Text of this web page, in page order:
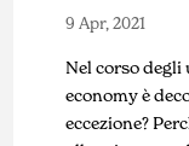
9 Apr, 2021
Nel corso
economy è
eccezione?